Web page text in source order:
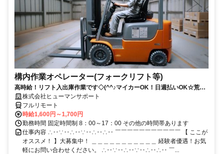
構内作業オペレーター(フォークリフト等)
高時給！リフト入出庫作業です◇(^^♪マイカーOK！日週払いOK☆荒本
駅★【シゴト№0619】
株式会社ヒューマンサポート
フルリモート
時給1,600円～1,700円
勤務時間 固定時間制 8：00～17：00 その他の時間帯あります
仕事内容 ∴‥∵‥∴‥∵‥∴‥∴‥ ￣￣￣￣￣￣￣￣￣￣￣ 【 ここが
オススメ！ 】大募集中！ ＿＿＿＿＿＿＿＿＿＿＿ 経験者優遇！お気
軽にお問い合わせください。 ∴‥∵‥∴‥∵‥∴‥∴‥ ￣...